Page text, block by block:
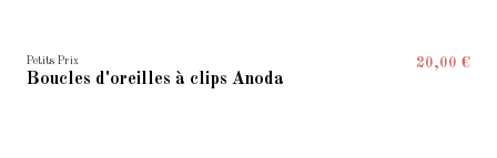
Petits Prix
Boucles d'oreilles à clips Anoda
20,00 €